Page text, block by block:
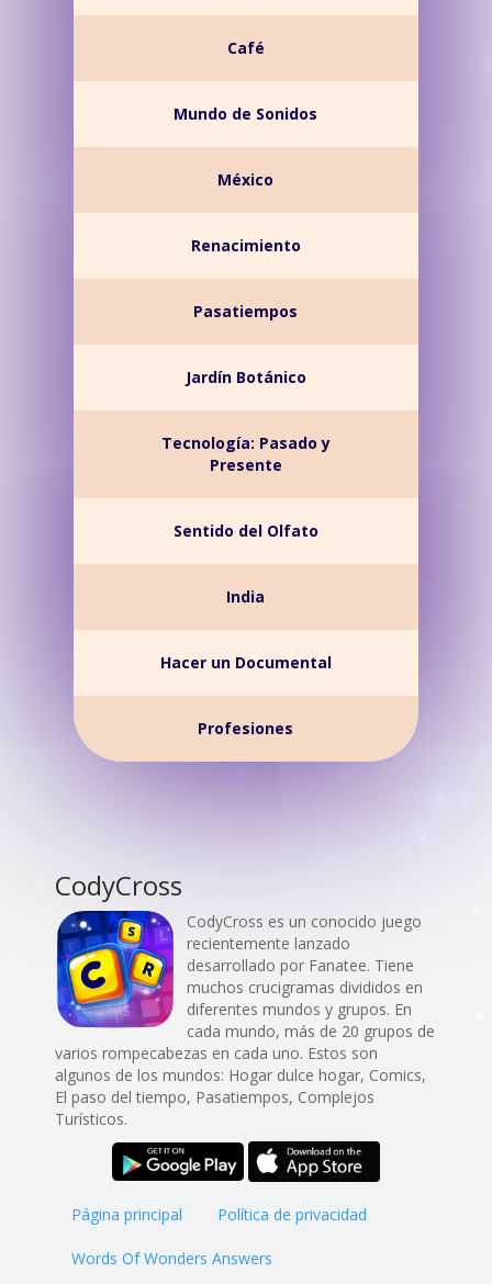
Café
Mundo de Sonidos
México
Renacimiento
Pasatiempos
Jardín Botánico
Tecnología: Pasado y
Presente
Sentido del Olfato
India
Hacer un Documental
Profesiones
CodyCross
CodyCross es un conocido juego
recientemente lanzado
desarrollado por Fanatee. Tiene
muchos crucigramas divididos en
diferentes mundos y grupos. En
cada mundo, más de 20 grupos de
varios rompecabezas en cada uno. Estos son
algunos de los mundos: Hogar dulce hogar, Comics,
El paso del tiempo, Pasatiempos, Complejos
Turísticos.
Página principal Política de privacidad
Words Of Wonders Answers